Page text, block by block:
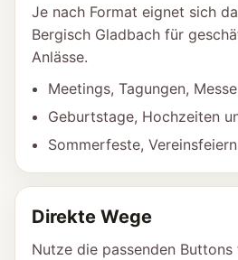
Je nach Format eignet sich
Bergisch Gladbach für
Anlässe.
Meetings, Tagungen,
Geburtstage, Hochzeiten
Sommerfeste,
Direkte Wege
Nutze die passenden